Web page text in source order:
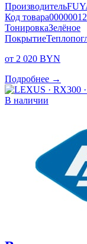
Производитель
Код товара
ТонировкаЗелёное
Покрытие
от 2 020 BYN
Подробнее →
В наличии